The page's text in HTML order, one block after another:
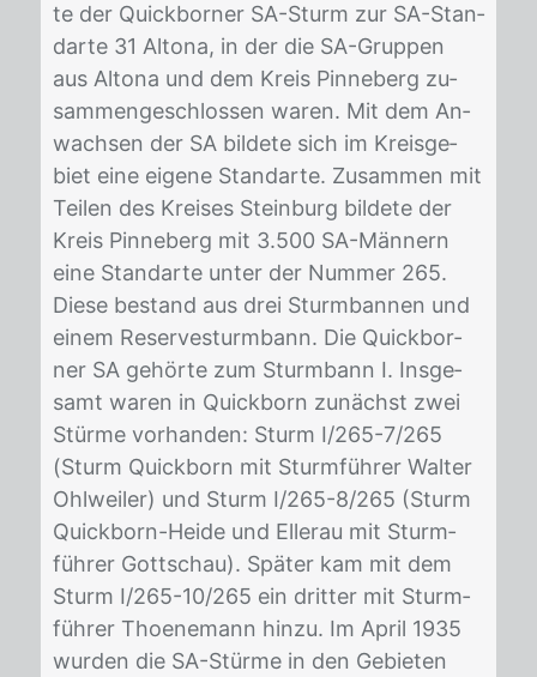
te der Quick­bor­ner SA-Sturm zur SA-Stan­
dar­te 31 Al­to­na, in der die SA-Grup­pen
aus Al­to­na und dem Kreis Pin­ne­berg zu­
sam­men­ge­schlos­sen wa­ren. Mit dem An­
wach­sen der SA bil­de­te sich im Kreis­ge­
biet eine ei­ge­ne Stan­dar­te. Zu­sam­men mit
Tei­len des Krei­ses Stein­burg bil­de­te der
Kreis Pin­ne­berg mit 3.500 SA-Män­nern
eine Stan­dar­te un­ter der Num­mer 265.
Die­se be­stand aus drei Sturm­ban­nen und
ei­nem Re­ser­ves­turm­bann. Die Quick­bor­
ner SA ge­hör­te zum Sturm­bann I. Ins­ge­
samt wa­ren in Quick­born zu­nächst zwei
Stür­me vor­han­den: Sturm I/​265-7/​265
(Sturm Quick­born mit Sturm­füh­rer Wal­ter
Ohl­wei­ler) und Sturm I/​265-8/​265 (Sturm
Quick­born-Hei­de und El­lerau mit Sturm­
füh­rer Gott­schau). Spä­ter kam mit dem
Sturm I/​265-10/​265 ein drit­ter mit Sturm­
füh­rer Thoene­mann hin­zu. Im April 1935
wur­den die SA-Stür­me in den Ge­bie­ten